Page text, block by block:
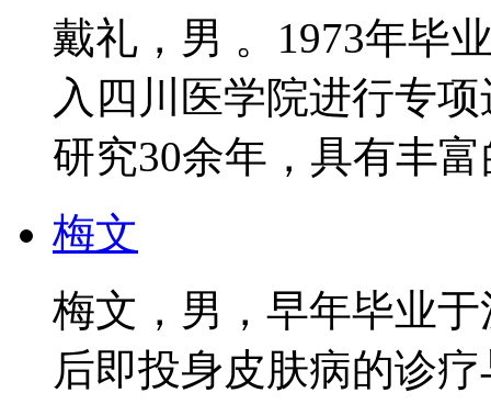
戴礼，男 。1973年毕
入四川医学院进行专
研究30余年，具有丰
梅文
梅文，男，早年毕业
后即投身皮肤病的诊